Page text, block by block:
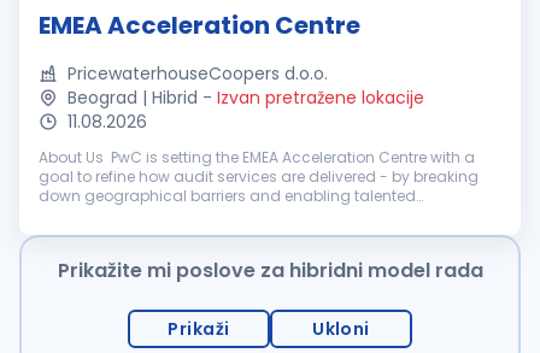
EMEA Acceleration Centre
PricewaterhouseCoopers d.o.o.
Beograd | Hibrid - Izvan pretražene lokacije
11.08.2026
About Us PwC is setting the EMEA Acceleration Centre with a
goal to refine how audit services are delivered - by breaking
down geographical barriers and enabling talented
audit engagements wi...
Prikažite mi poslove za hibridni model rada
Prikaži Ukloni